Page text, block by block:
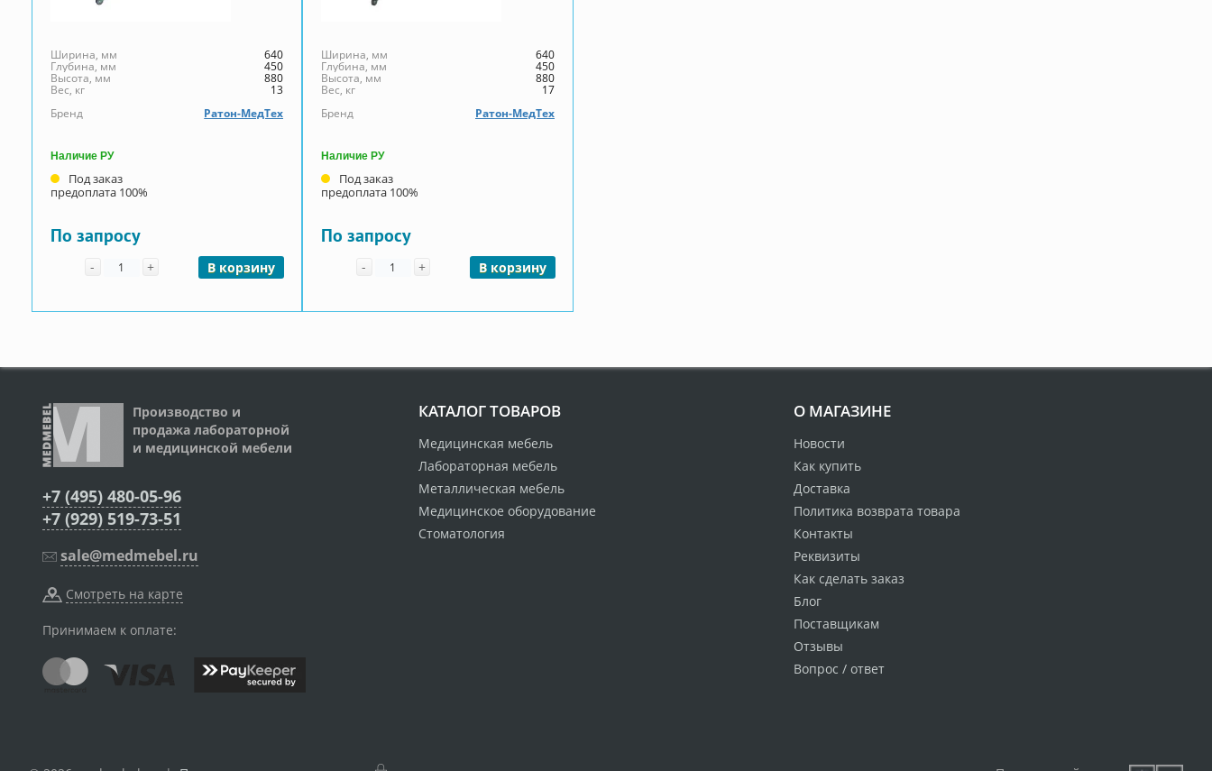
Ширина, мм 640
Глубина, мм 450
Высота, мм 880
Вес, кг
13
Бренд
Ратон-МедТех
Наличие РУ
Под заказ
предоплата 100%
По запросу
- Количество
+ В корзину
Ширина, мм 640
Глубина, мм 450
Высота, мм 880
Вес, кг
17
Бренд
Ратон-МедТех
Наличие РУ
Под заказ
предоплата 100%
По запросу
- Количество
+ В корзину
Производство и
продажа лабораторной
и медицинской мебели
+7 (495) 480-05-96
+7 (929) 519-73-51
sale@medmebel.ru
Смотреть на карте
Принимаем к оплате:
КАТАЛОГ ТОВАРОВ
Медицинская мебель
Лабораторная мебель
Металлическая мебель
Медицинское оборудование
Стоматология
О МАГАЗИНЕ
Новости
Как купить
Доставка
Политика возврата товара
Контакты
Реквизиты
Как сделать заказ
Блог
Поставщикам
Отзывы
Вопрос / ответ